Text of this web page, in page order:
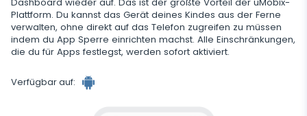
Plattform. Du kannst das Gerät deines Kindes aus der Ferne
verwalten, ohne direkt auf das Telefon zugreifen zu müssen
indem du App Sperre einrichten machst. Alle Einschränkungen,
die du für Apps festlegst, werden sofort aktiviert.
Verfügbar auf: